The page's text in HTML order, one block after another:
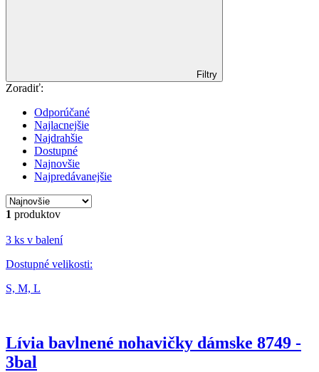
Filtry
Zoradiť:
Odporúčané
Najlacnejšie
Najdrahšie
Dostupné
Najnovšie
Najpredávanejšie
1 produktov
3 ks v balení
Dostupné velikosti:
S, M, L
Lívia bavlnené nohavičky dámske 8749 -
3bal